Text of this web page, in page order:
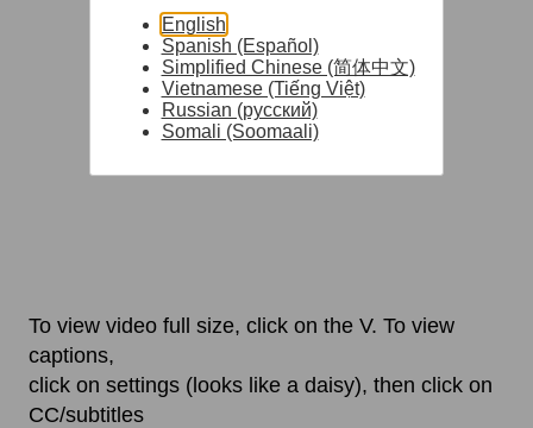
To view video full size, click on the V. To view
captions,
click on settings (looks like a daisy), then click on
CC/subtitles
English
Spanish (Español)
Simplified Chinese (简体中文)
Vietnamese (Tiếng Việt)
Russian (русский)
Somali (Soomaali)